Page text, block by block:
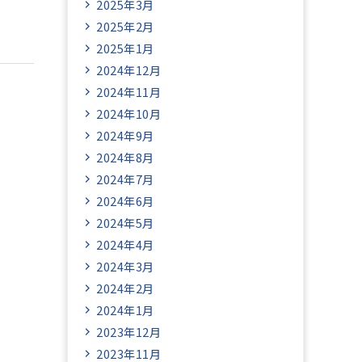
2025年3月
2025年2月
2025年1月
2024年12月
2024年11月
2024年10月
2024年9月
2024年8月
2024年7月
2024年6月
2024年5月
2024年4月
2024年3月
2024年2月
2024年1月
2023年12月
2023年11月